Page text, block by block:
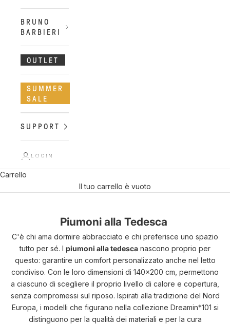
BRUNO
BARBIERI
OUTLET
SUMMER
SALE
SUPPORT
LOGIN
Carrello
Il tuo carrello è vuoto
Piumoni alla Tedesca
C'è chi ama dormire abbracciato e chi preferisce uno spazio
tutto per sé. I piumoni alla tedesca nascono proprio per
questo: garantire un comfort personalizzato anche nel letto
condiviso. Con le loro dimensioni di 140x200 cm, permettono
a ciascuno di scegliere il proprio livello di calore e copertura,
senza compromessi sul riposo. Ispirati alla tradizione del Nord
Europa, i modelli che figurano nella collezione Dreamin*101 si
distinguono per la qualità dei materiali e per la cura